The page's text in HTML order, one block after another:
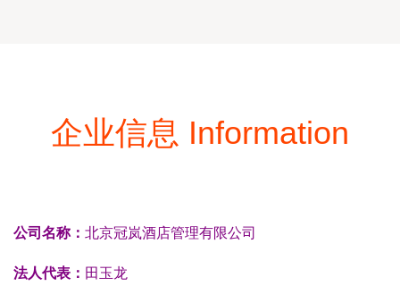
企业信息 Information
公司名称： 北京冠岚酒店管理有限公司
法人代表： 田玉龙